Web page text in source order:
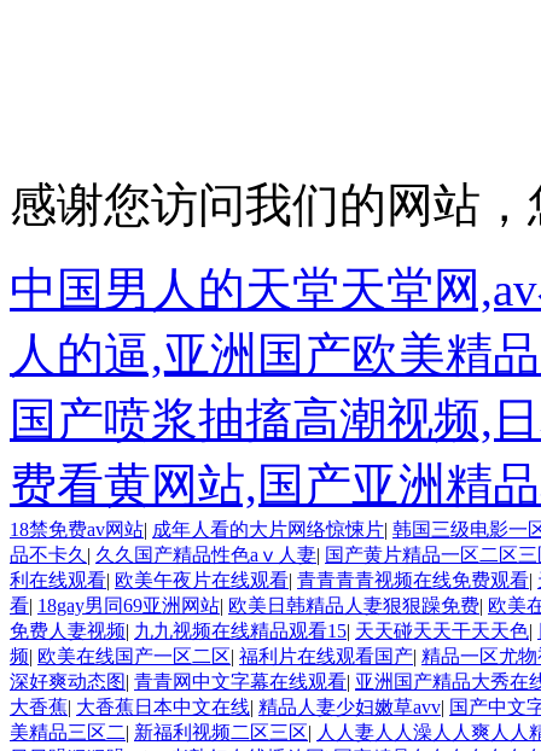
感谢您访问我们的网站
中国男人的天堂天堂网
人的逼,亚洲国产欧美精
国产喷浆抽搐高潮视频,
费看黄网站,国产亚洲精
18禁免费av网站| 成年人看的大片网络惊悚片| 韩国三级电影一
品不卡久 | 久久国产精品性色aⅴ人妻| 国产黄片精品一区二区三
利在线观看| 欧美午夜片在线观看| 青青青青视频在线免费观看|
看| 18gay男同69亚洲网站| 欧美日韩精品人妻狠狠躁免费| 欧美
免费人妻视频| 九九视频在线精品观看15| 天天碰天天干天天色|
频| 欧美在线国产一区二区| 福利片在线观看国产| 精品一区尤
深好爽动态图| 青青网中文字幕在线观看| 亚洲国产精品大秀在
大香蕉| 大香蕉日本中文在线| 精品人妻少妇嫩草avv| 国产中文
美精品三区二| 新福利视频二区三区| 人人妻人人澡人人爽人人